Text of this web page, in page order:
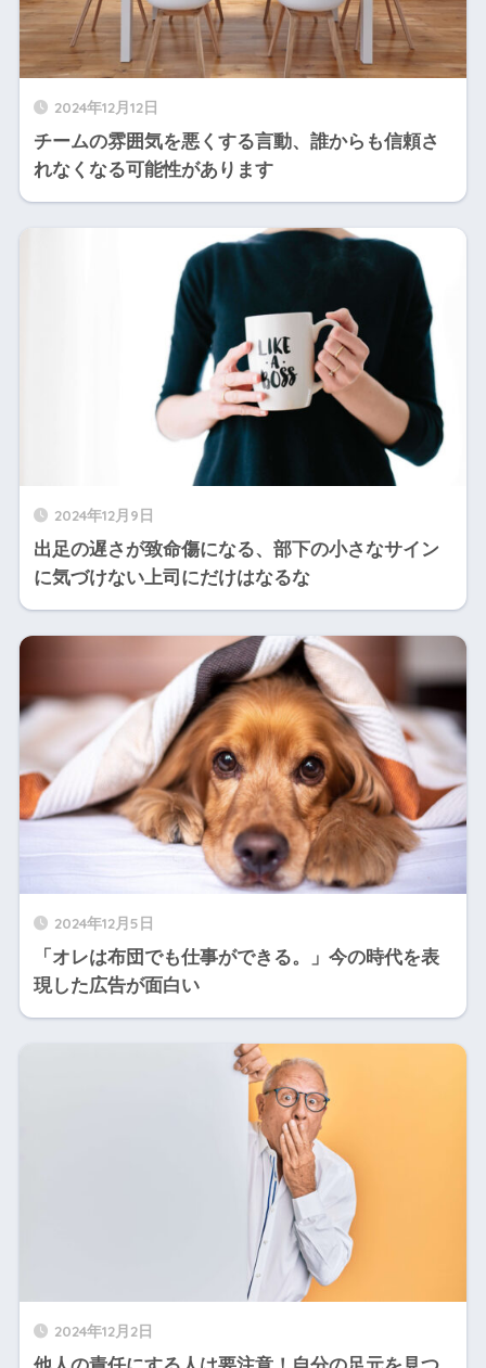
2024年12月12日
チームの雰囲気を悪くする言動、誰からも信頼さ
れなくなる可能性があります
2024年12月9日
出足の遅さが致命傷になる、部下の小さなサイン
に気づけない上司にだけはなるな
2024年12月5日
「オレは布団でも仕事ができる。」今の時代を表
現した広告が面白い
2024年12月2日